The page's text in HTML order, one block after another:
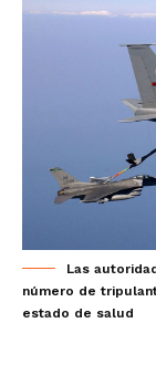
Las
número de
estado de salud